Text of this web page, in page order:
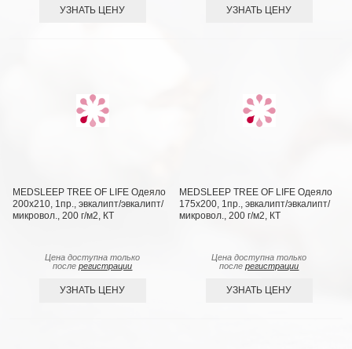
УЗНАТЬ ЦЕНУ УЗНАТЬ ЦЕНУ
MEDSLEEP TREE OF LIFE Одеяло
200х210, 1пр., эвкалипт/эвкалипт/
микровол., 200 г/м2, КТ
Цена доступна только
послерегистрации
УЗНАТЬ ЦЕНУ
MEDSLEEP TREE OF LIFE Одеяло
175х200, 1пр., эвкалипт/эвкалипт/
микровол., 200 г/м2, КТ
Цена доступна только
послерегистрации
УЗНАТЬ ЦЕНУ